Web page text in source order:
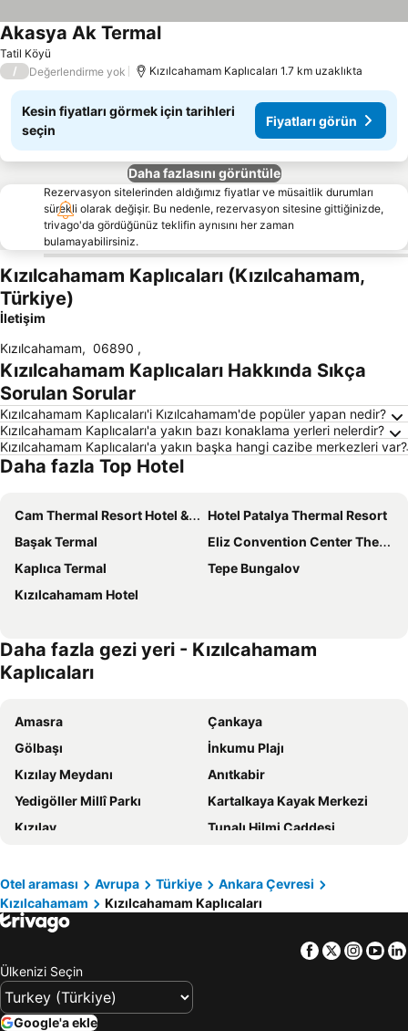
Tatil Köyü
Akasya Ak Termal
/ Değerlendirme yok Kızılcahamam Kaplıcaları 1.7 km uzaklıkta
Kesin fiyatları görmek için tarihleri
seçin
Fiyatları görün
Daha fazlasını görüntüle
Rezervasyon sitelerinden aldığımız fiyatlar ve müsaitlik durumları
sürekli olarak değişir. Bu nedenle, rezervasyon sitesine gittiğinizde,
trivago'da gördüğünüz teklifin aynısını her zaman
bulamayabilirsiniz.
Kızılcahamam Kaplıcaları (Kızılcahamam,
Türkiye)
İletişim
Kızılcahamam, 06890 ,
Kızılcahamam Kaplıcaları Hakkında Sıkça
Sorulan Sorular
Kızılcahamam Kaplıcaları'i Kızılcahamam'de popüler yapan nedir?
Kızılcahamam Kaplıcaları'a yakın bazı konaklama yerleri nelerdir?
Kızılcahamam Kaplıcaları'a yakın başka hangi cazibe merkezleri var?
Daha fazla Top Hotel
Cam Thermal Resort Hotel & Spa
Hotel Patalya Thermal Resort
Başak Termal
Eliz Convention Center Thermal Spa & Wellness
Kaplıca Termal
Tepe Bungalov
Kızılcahamam Hotel
Daha fazla gezi yeri - Kızılcahamam
Kaplıcaları
Amasra
Çankaya
Gölbaşı
İnkumu Plajı
Kızılay Meydanı
Anıtkabir
Yedigöller Millî Parkı
Kartalkaya Kayak Merkezi
Kızılay
Tunalı Hilmi Caddesi
Kuzuluk İhlas Kaplıca Evleri
Keçiören
Odunpazarı
Ankara Esenboğa Havalimanı
AŞTİ Ankara Otobüs Terminali
Altındağ
Kızılcahamam Kaplıcaları
Otel araması Avrupa Türkiye
Ankara Çevresi
Kızılcahamam
Kızılcahamam Kaplıcaları
Facebook
Twitter
Ülkenizi Seçin
Google'a ekle